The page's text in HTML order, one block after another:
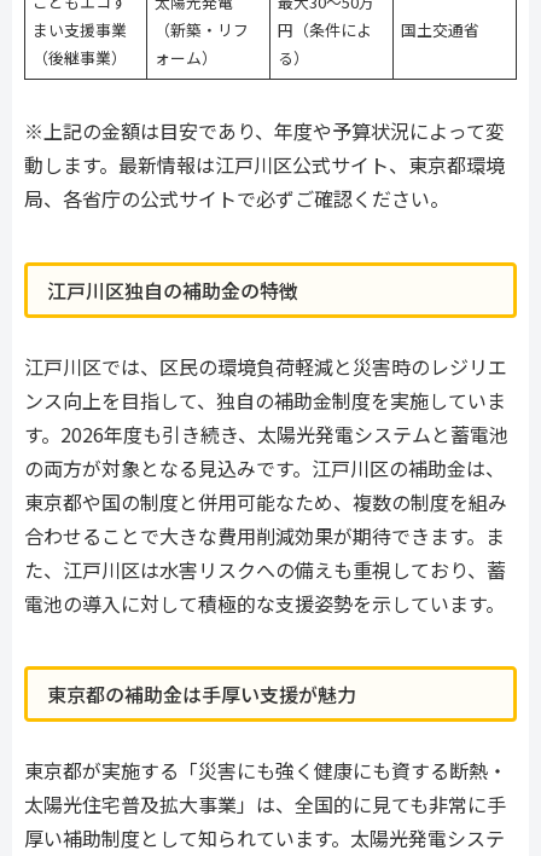
まい支援事業
（後継事業）
（新築・リフ
ォーム）
円（条件によ
る）
国土交通省
※上記の金額は目安であり、年度や予算状況によって変
動します。最新情報は江戸川区公式サイト、東京都環境
局、各省庁の公式サイトで必ずご確認ください。
江戸川区独自の補助金の特徴
江戸川区では、区民の環境負荷軽減と災害時のレジリエ
ンス向上を目指して、独自の補助金制度を実施していま
す。2026年度も引き続き、太陽光発電システムと蓄電池
の両方が対象となる見込みです。江戸川区の補助金は、
東京都や国の制度と併用可能なため、複数の制度を組み
合わせることで大きな費用削減効果が期待できます。ま
た、江戸川区は水害リスクへの備えも重視しており、蓄
電池の導入に対して積極的な支援姿勢を示しています。
東京都の補助金は手厚い支援が魅力
東京都が実施する「災害にも強く健康にも資する断熱・
太陽光住宅普及拡大事業」は、全国的に見ても非常に手
厚い補助制度として知られています。太陽光発電システ